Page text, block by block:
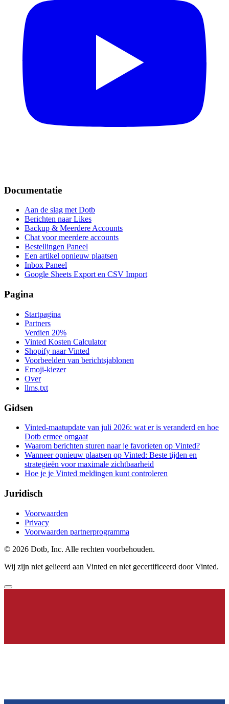
Documentatie
Aan de slag met Dotb
Berichten naar Likes
Backup & Meerdere Accounts
Chat voor meerdere accounts
Bestellingen Paneel
Een artikel opnieuw plaatsen
Inbox Paneel
Google Sheets Export en CSV Import
Pagina
Startpagina
Partners
Verdien 20%
Vinted Kosten Calculator
Shopify naar Vinted
Voorbeelden van berichtsjablonen
Emoji-kiezer
Over
llms.txt
Gidsen
Vinted-maatupdate van juli 2026: wat er is veranderd en hoe
Dotb ermee omgaat
Waarom berichten sturen naar je favorieten op Vinted?
Wanneer opnieuw plaatsen op Vinted: Beste tijden en
strategieën voor maximale zichtbaarheid
Hoe je je Vinted meldingen kunt controleren
Juridisch
Voorwaarden
Privacy
Voorwaarden partnerprogramma
© 2026 Dotb, Inc. Alle rechten voorbehouden.
Wij zijn niet gelieerd aan Vinted en niet gecertificeerd door Vinted.